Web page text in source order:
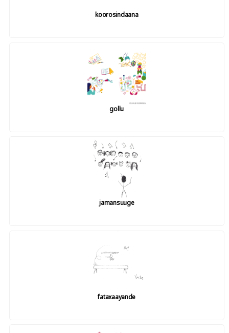
koorosindaana
gollu
jamansuuge
fataxaayande